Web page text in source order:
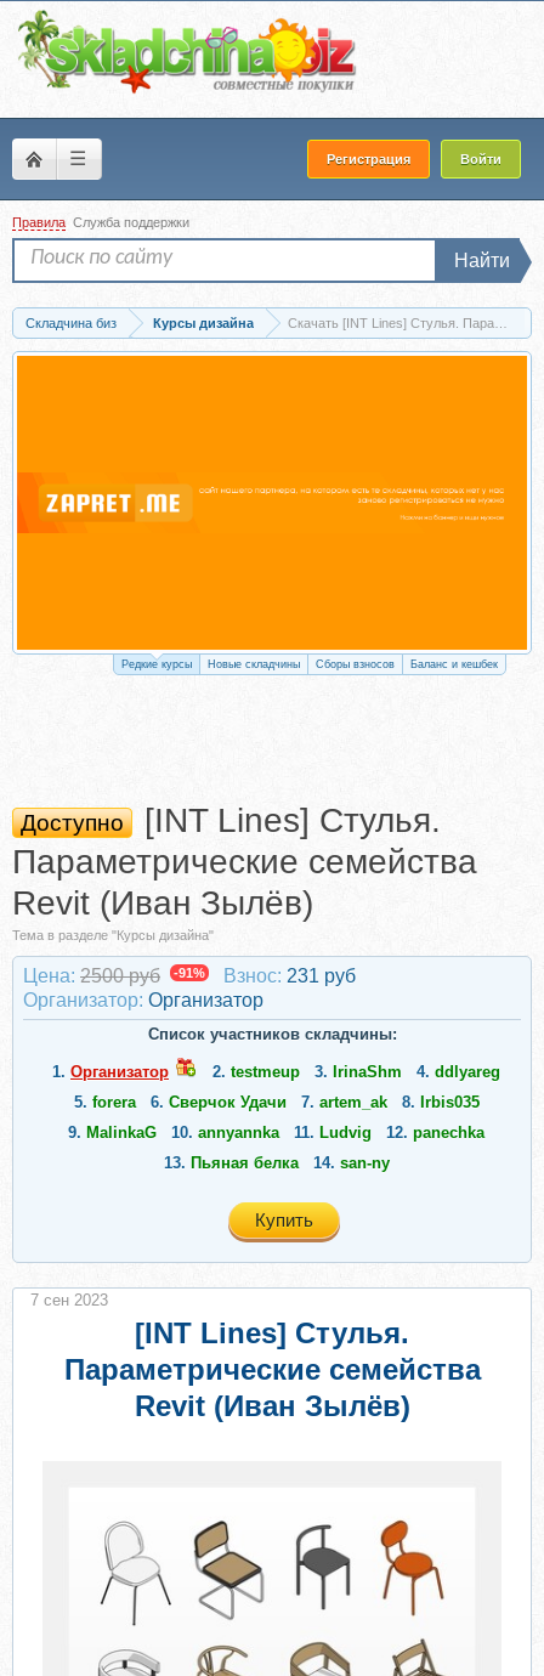
☰ Регистрация Войти
Правила Служба поддержки
Найти
Складчина биз Курсы дизайна Скачать [INT Lines] Стулья.
Редкие курсы Новые складчины Сборы взносов Баланс и кешбек
Доступно
[INT Lines] Стулья.
Параметрические семейства
Revit (Иван Зылёв)
Тема в разделе "Курсы дизайна"
Цена: 2500 руб -91% Взнос: 231 руб
Организатор: Организатор
Список участников складчины:
1. Организатор 2. testmeup 3. IrinaShm 4. ddlyareg
5. forera 6. Сверчок Удачи 7. artem_ak 8. Irbis035
9. MalinkaG 10. annyannka 11. Ludvig 12. panechka
13. Пьяная белка 14. san-ny
Купить
[INT Lines] Стулья.
Параметрические семейства
Revit (Иван Зылёв)
7 сен 2023